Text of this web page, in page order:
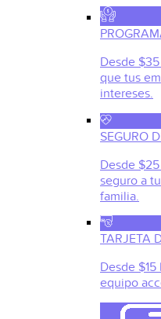
Desde
que tus
intereses.
SEGURO
Desde
seguro a
familia.
TARJETA
Desde
equipo